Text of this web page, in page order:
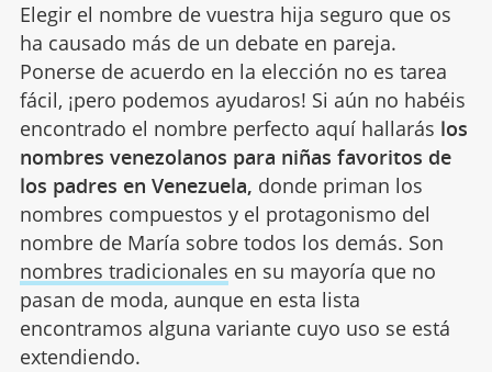
Elegir el nombre de vuestra hija seguro que os
ha causado más de un debate en pareja.
Ponerse de acuerdo en la elección no es tarea
fácil, ¡pero podemos ayudaros! Si aún no habéis
encontrado el nombre perfecto aquí hallarás los
nombres venezolanos para niñas favoritos de
los padres en Venezuela, donde priman los
nombres compuestos y el protagonismo del
nombre de María sobre todos los demás. Son
nombres tradicionales en su mayoría que no
pasan de moda, aunque en esta lista
encontramos alguna variante cuyo uso se está
extendiendo.